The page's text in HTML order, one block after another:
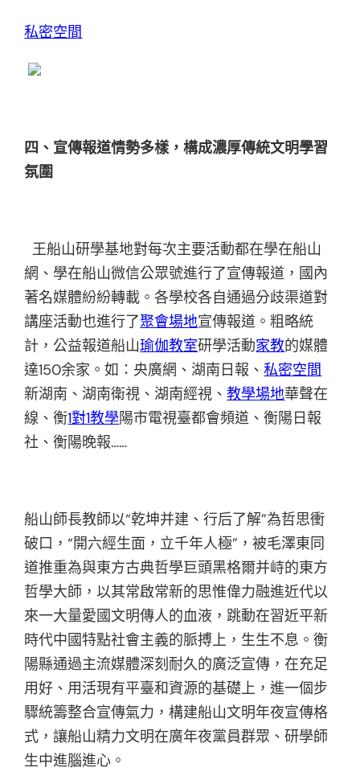
私密空間
四、宣傳報道情勢多樣，構成濃厚傳統文明學習
氛圍
王船山研學基地對每次主要活動都在學在船山
網、學在船山微信公眾號進行了宣傳報道，國內
著名媒體紛紛轉載。各學校各自通過分歧渠道對
講座活動也進行了聚會場地宣傳報道。粗略統
計，公益報道船山瑜伽教室研學活動家教的媒體
達150余家。如：央廣網、湖南日報、私密空間
新湖南、湖南衛視、湖南經視、教學場地華聲在
線、衡1對1教學陽市電視臺都會頻道、衡陽日報
社、衡陽晚報……
船山師長教師以“乾坤并建、行后了解”為哲思衝
破口，“開六經生面，立千年人極”，被毛澤東同
道推重為與東方古典哲學巨頭黑格爾并峙的東方
哲學大師，以其常啟常新的思惟偉力融進近代以
來一大量愛國文明傳人的血液，跳動在習近平新
時代中國特點社會主義的脈搏上，生生不息。衡
陽縣通過主流媒體深刻耐久的廣泛宣傳，在充足
用好、用活現有平臺和資源的基礎上，進一個步
驟統籌整合宣傳氣力，構建船山文明年夜宣傳格
式，讓船山精力文明在廣年夜黨員群眾、研學師
生中進腦進心。